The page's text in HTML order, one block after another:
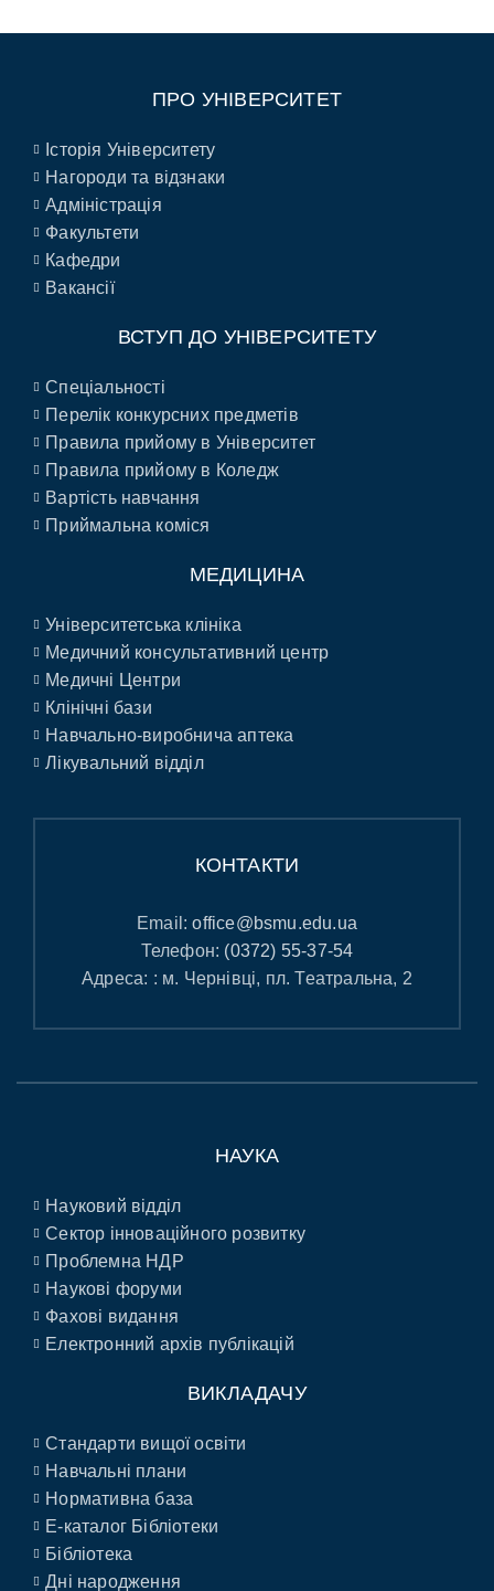
ПРО УНІВЕРСИТЕТ
Історія Університету
Нагороди та відзнаки
Адміністрація
Факультети
Кафедри
Вакансії
ВСТУП ДО УНІВЕРСИТЕТУ
Спеціальності
Перелік конкурсних предметів
Правила прийому в Університет
Правила прийому в Коледж
Вартість навчання
Приймальна коміся
МЕДИЦИНА
Університетська клініка
Медичний консультативний центр
Медичні Центри
Клінічні бази
Навчально-виробнича аптека
Лікувальний відділ
КОНТАКТИ
Email:office@bsmu.edu.ua
Телефон: (0372) 55-37-54
Адреса: : м. Чернівці, пл. Театральна, 2
НАУКА
Науковий відділ
Сектор інноваційного розвитку
Проблемна НДР
Наукові форуми
Фахові видання
Електронний архів публікацій
ВИКЛАДАЧУ
Стандарти вищої освіти
Навчальні плани
Нормативна база
E-каталог Бібліотеки
Бібліотека
Дні народження